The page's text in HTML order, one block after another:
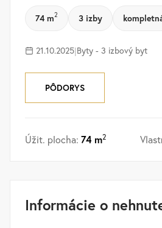
74 m2 3 izby
21.10.2025|Byty - 3 izbový byt
PÔDORYS
Úžit. plocha: 74 m2
Informácie o